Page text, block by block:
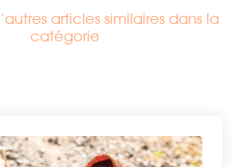
articles similaires dans la
catégorie